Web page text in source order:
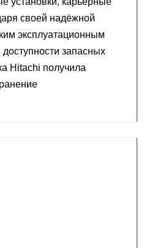
своей надёжной
эксплуатационным
запасных
Hitachi получила